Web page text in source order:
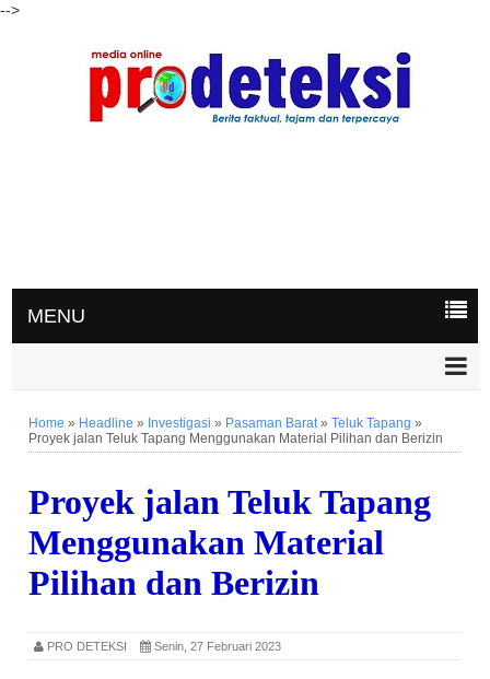
-->
MENU
Home » Headline » Investigasi » Pasaman Barat»Teluk Tapang »
Proyek jalan Teluk Tapang Menggunakan Material Pilihan dan Berizin
Proyek jalan Teluk Tapang
Menggunakan Material
Pilihan dan Berizin
PRO DETEKSI Senin, 27 Februari 2023